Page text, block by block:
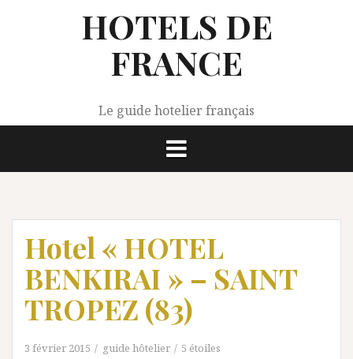
HOTELS DE
FRANCE
Le guide hotelier français
Hotel « HOTEL
BENKIRAI » – SAINT
TROPEZ (83)
3 février 2015 guide hôtelier 5 étoiles